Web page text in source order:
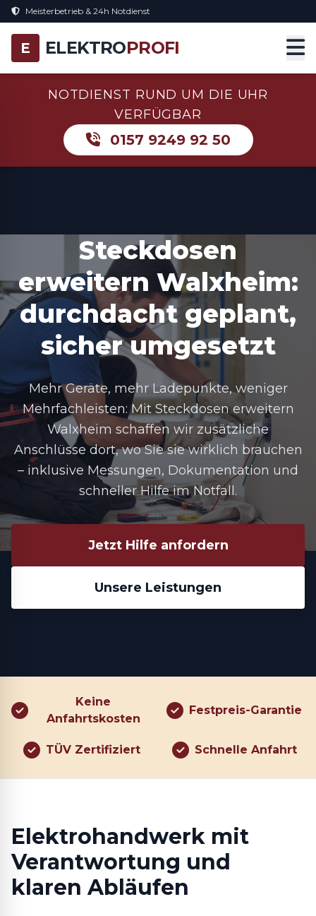
Meisterbetrieb & 24h Notdienst
E ELEKTROPROFI
NOTDIENST RUND UM DIE UHR
VERFÜGBAR
0157 9249 92 50
Steckdosen
erweitern Walxheim:
durchdacht geplant,
sicher umgesetzt
Mehr Geräte, mehr Ladepunkte, weniger
Mehrfachleisten: Mit Steckdosen erweitern
Walxheim schaffen wir zusätzliche
Anschlüsse dort, wo Sie sie wirklich brauchen
– inklusive Messungen, Dokumentation und
schneller Hilfe im Notfall.
Jetzt Hilfe anfordern
Unsere Leistungen
Keine
Anfahrtskosten
Festpreis-Garantie
TÜV Zertifiziert Schnelle Anfahrt
Elektrohandwerk mit
Verantwortung und
klaren Abläufen